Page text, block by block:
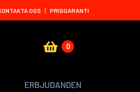
OSS PRISGARANTI
0
ERBJUDANDEN